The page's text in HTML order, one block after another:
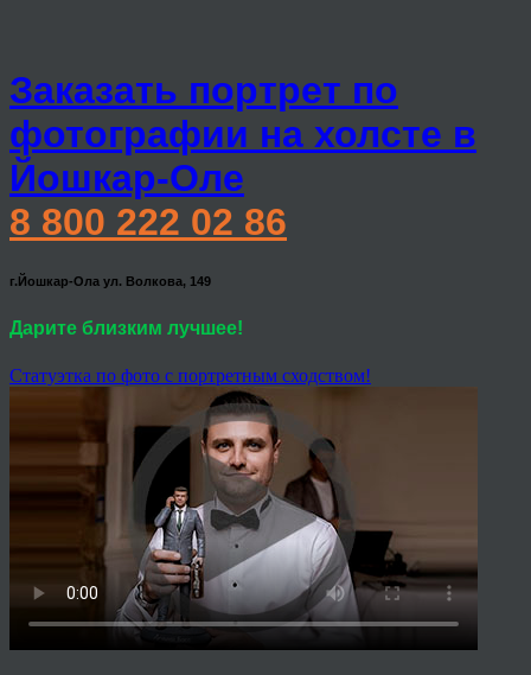
Заказать портрет по
фотографии на холсте в
Йошкар-Оле
8 800 222 02 86
г.Йошкар-Ола ул. Волкова, 149
Дарите близким лучшее!
Статуэтка по фото с портретным сходством!